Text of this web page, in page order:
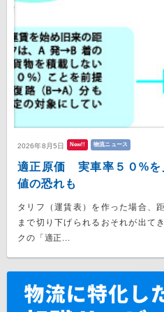
2026年8月5日 New!! 物流ニュース
適正原価 実車率５０%を
値の恐れも
タリフ（運賃表）を作った場合、
まで切り下げられるおそれが出て
クの「適正...